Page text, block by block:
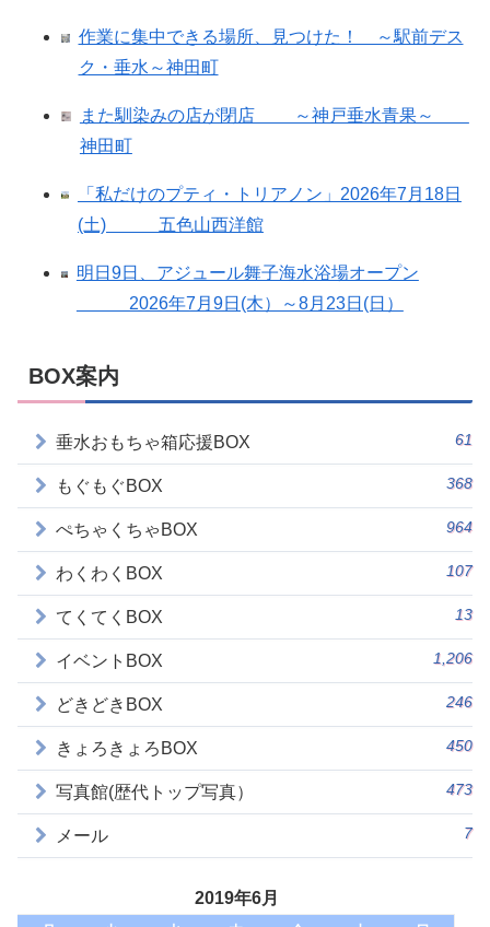
作業に集中できる場所、見つけた！ ～駅前デス
ク・垂水～神田町
また馴染みの店が閉店 ～神戸垂水青果～
神田町
「私だけのプティ・トリアノン」2026年7月18日
(土) 五色山西洋館
明日9日、アジュール舞子海水浴場オープン
2026年7月9日(木）～8月23日(日）
BOX案内
垂水おもちゃ箱応援BOX 61
もぐもぐBOX 368
ぺちゃくちゃBOX 964
わくわくBOX 107
てくてくBOX 13
イベントBOX 1,206
どきどきBOX 246
きょろきょろBOX 450
写真館(歴代トップ写真） 473
メール 7
2019年6月